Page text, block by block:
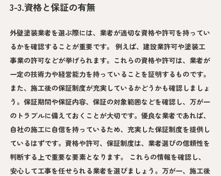
3-3.資格と保証の有無
外壁塗装業者を選ぶ際には、業者が適切な資格や許可を持ってい
るかを確認することが重要です。 例えば、建設業許可や塗装工
事業の許可などが挙げられます。これらの資格や許可は、業者が
一定の技術力や経営能力を持っていることを証明するものです。
また、施工後の保証制度が充実しているかどうかも確認しましょ
う。保証期間や保証内容、保証の対象範囲などを確認し、万が一
のトラブルに備えておくことが大切です。優良な業者であれば、
自社の施工に自信を持っているため、充実した保証制度を提供し
ているはずです。資格や許可、保証制度は、業者選びの信頼性を
判断する上で重要な要素となります。 これらの情報を確認し、
安心して工事を任せられる業者を選びましょう。万が一、施工後